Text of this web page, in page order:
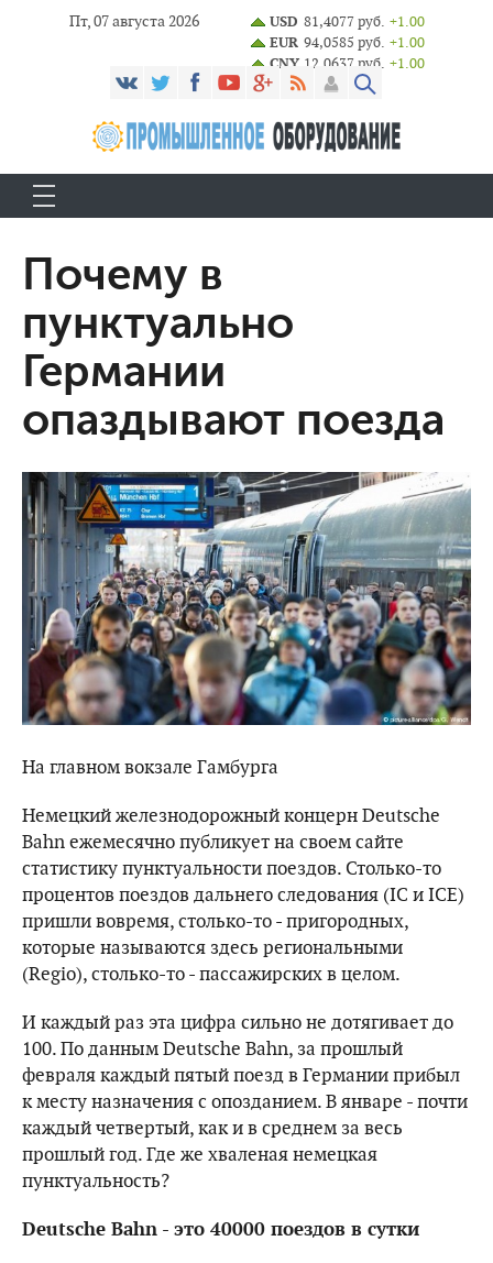
Пт, 07 августа 2026 USD 81,4077 руб. +1.00
EUR 94,0585 руб. +1.00
CNY 12,0637 руб. +1.00
Почему в
пунктуально
Германии
опаздывают поезда
На главном вокзале Гамбурга
Немецкий железнодорожный концерн Deutsche
Bahn ежемесячно публикует на своем сайте
статистику пунктуальности поездов. Столько-то
процентов поездов дальнего следования (IC и ICE)
пришли вовремя, столько-то - пригородных,
которые называются здесь региональными
(Regio), столько-то - пассажирских в целом.
И каждый раз эта цифра сильно не дотягивает до
100. По данным Deutsche Bahn, за прошлый
февраля каждый пятый поезд в Германии прибыл
к месту назначения с опозданием. В январе - почти
каждый четвертый, как и в среднем за весь
прошлый год. Где же хваленая немецкая
пунктуальность?
Deutsche Bahn - это 40000 поездов в сутки